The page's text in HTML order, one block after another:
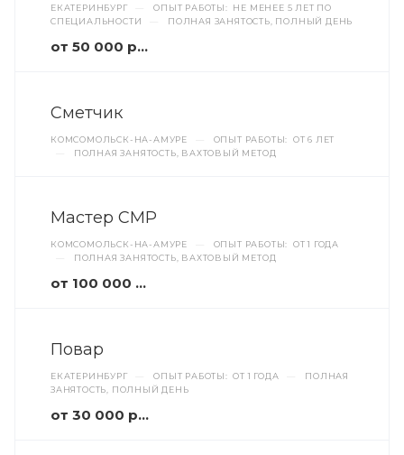
ЕКАТЕРИНБУРГ
ОПЫТ РАБОТЫ: НЕ МЕНЕЕ 5 ЛЕТ ПО
СПЕЦИАЛЬНОСТИ
ПОЛНАЯ ЗАНЯТОСТЬ, ПОЛНЫЙ ДЕНЬ
от 50 000 руб.
Сметчик
КОМСОМОЛЬСК-НА-АМУРЕ
ОПЫТ РАБОТЫ: ОТ 6 ЛЕТ
ПОЛНАЯ ЗАНЯТОСТЬ, ВАХТОВЫЙ МЕТОД
Мастер СМР
КОМСОМОЛЬСК-НА-АМУРЕ
ОПЫТ РАБОТЫ: ОТ 1 ГОДА
ПОЛНАЯ ЗАНЯТОСТЬ, ВАХТОВЫЙ МЕТОД
от 100 000 руб.
Повар
ЕКАТЕРИНБУРГ ОПЫТ РАБОТЫ: ОТ 1 ГОДА
ПОЛНАЯ
ЗАНЯТОСТЬ, ПОЛНЫЙ ДЕНЬ
от 30 000 руб.